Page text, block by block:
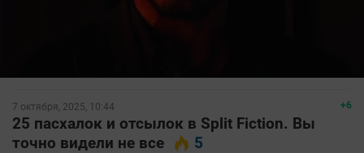
+6
7 октября, 2025, 10:44
25 пасхалок и отсылок в Split Fiction. Вы
точно видели не все
5